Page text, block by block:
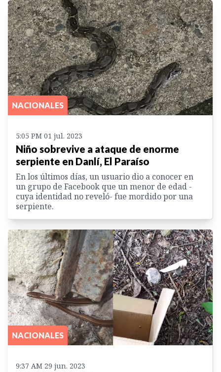
NACIONALES
5:05 PM 01 jul. 2023
Niño sobrevive a ataque de enorme
serpiente en Danlí, El Paraíso
En los últimos días, un usuario dio a conocer en
un grupo de Facebook que un menor de edad -
cuya identidad no reveló- fue mordido por una
serpiente.
NACIONALES
9:37 AM 29 jun. 2023